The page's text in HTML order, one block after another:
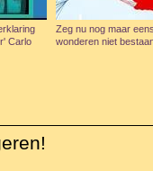
Carlo
Zeg nu nog maar
wonderen niet